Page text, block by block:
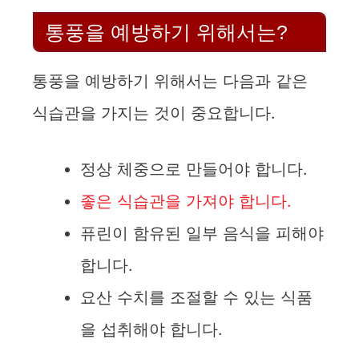
V
d
e
o
통풍을 예방하기 위해서는?
통풍을 예방하기 위해서는 다음과 같은
식습관을 가지는 것이 중요합니다.
정상 체중으로 만들어야 합니다.
좋은 식습관을 가져야 합니다.
퓨린이 함유된 일부 음식을 피해야
합니다.
요산 수치를 조절할 수 있는 식품
을 섭취해야 합니다.